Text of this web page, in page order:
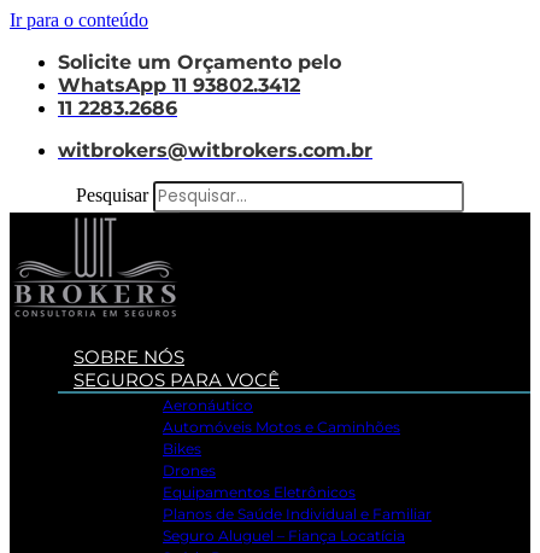
Ir para o conteúdo
Solicite um Orçamento pelo
WhatsApp 11 93802.3412
11 2283.2686
witbrokers@witbrokers.com.br
Pesquisar
SOBRE NÓS
SEGUROS PARA VOCÊ
Aeronáutico
Automóveis Motos e Caminhões
Bikes
Drones
Equipamentos Eletrônicos
Planos de Saúde Individual e Familiar
Seguro Aluguel – Fiança Locatícia